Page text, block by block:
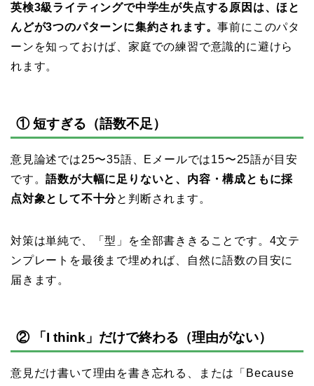
英検3級ライティングで中学生が失点する原因は、ほと
んどが3つのパターンに集約されます。事前にこのパタ
ーンを知っておけば、家庭での練習で意識的に避けら
れます。
① 短すぎる（語数不足）
意見論述では25〜35語、Eメールでは15〜25語が目安
です。語数が大幅に足りないと、内容・構成ともに採
点対象として不十分と判断されます。
対策は単純で、「型」を全部書ききることです。4文テ
ンプレートを最後まで埋めれば、自然に語数の目安に
届きます。
② 「I think」だけで終わる（理由がない）
意見だけ書いて理由を書き忘れる、または「Because